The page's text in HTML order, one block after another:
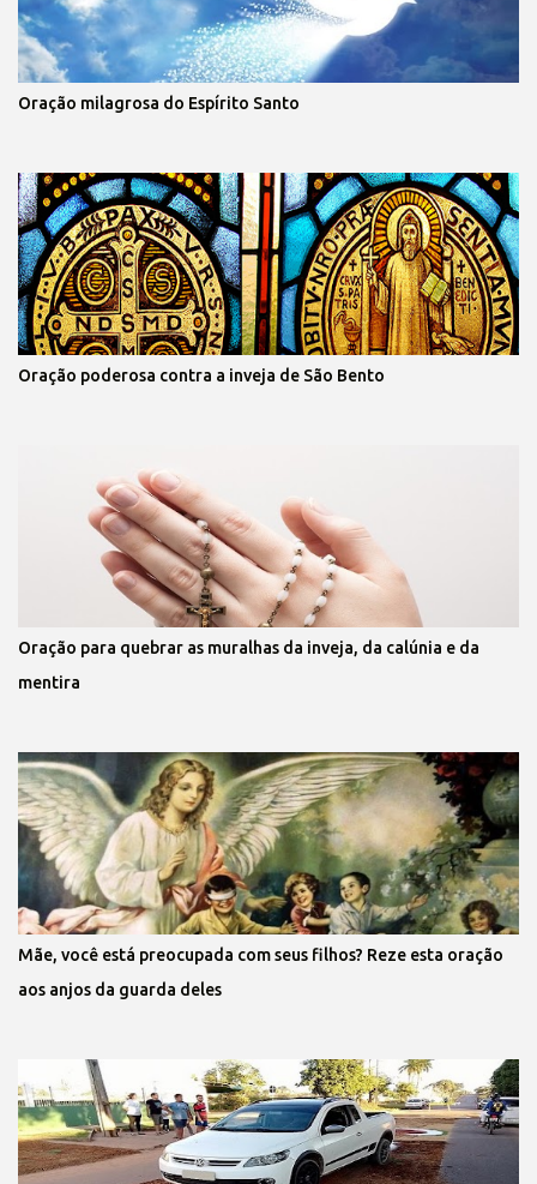
Oração milagrosa do Espírito Santo
Oração poderosa contra a inveja de São Bento
Oração para quebrar as muralhas da inveja, da calúnia e da
mentira
Mãe, você está preocupada com seus filhos? Reze esta oração
aos anjos da guarda deles